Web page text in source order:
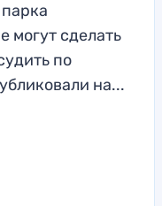
могут сделать
по
на...